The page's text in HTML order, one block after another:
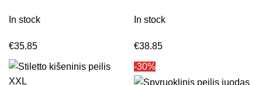
In stock
€35.85
In stock
€38.85
-30%